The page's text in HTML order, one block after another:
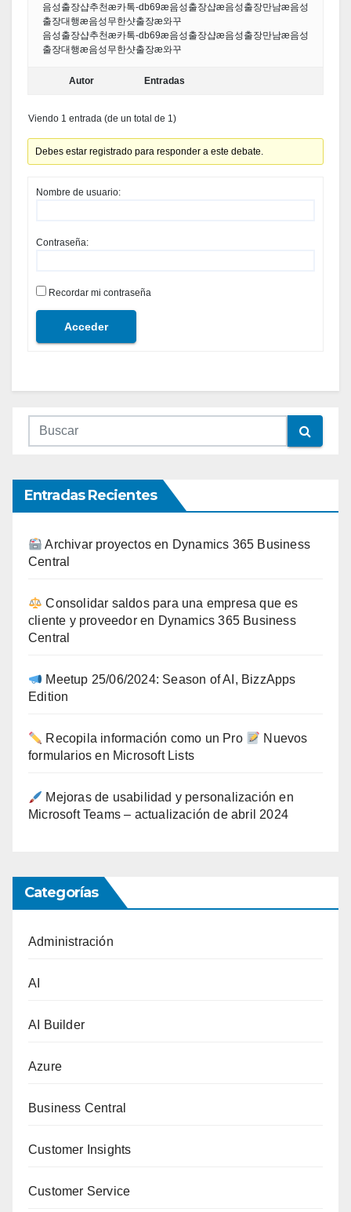
음성출장샵추천æ카톡-db69æ음성출장샵æ음성출장만남æ음성
출장대행æ음성무한샷출장æ와꾸
음성출장샵추천æ카톡-db69æ음성출장샵æ음성출장만남æ음성
출장대행æ음성무한샷출장æ와꾸
Autor Entradas
Viendo 1 entrada (de un total de 1)
Debes estar registrado para responder a este debate.
Nombre de usuario:
Contraseña:
Recordar mi contraseña
Acceder
Entradas Recientes
Archivar proyectos en Dynamics 365 Business
Central
Consolidar saldos para una empresa que es
cliente y proveedor en Dynamics 365 Business
Central
Meetup 25/06/2024: Season of AI, BizzApps
Edition
Recopila información como un Pro
Nuevos
formularios en Microsoft Lists
Mejoras de usabilidad y personalización en
Microsoft Teams – actualización de abril 2024
Categorías
Administración
AI
AI Builder
Azure
Business Central
Customer Insights
Customer Service